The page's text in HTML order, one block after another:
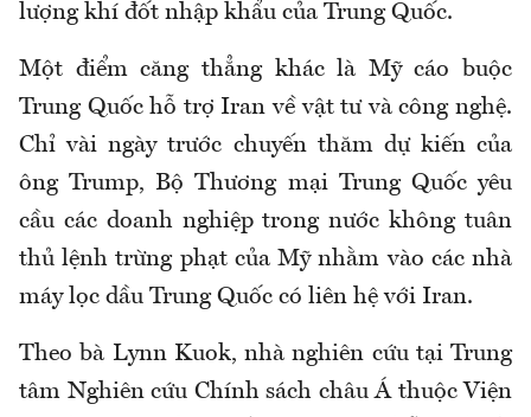
lượng khí đốt nhập khẩu của Trung Quốc.
Một điểm căng thẳng khác là Mỹ cáo buộc
Trung Quốc hỗ trợ Iran về vật tư và công nghệ.
Chỉ vài ngày trước chuyến thăm dự kiến của
ông Trump, Bộ Thương mại Trung Quốc yêu
cầu các doanh nghiệp trong nước không tuân
thủ lệnh trừng phạt của Mỹ nhằm vào các nhà
máy lọc dầu Trung Quốc có liên hệ với Iran.
Theo bà Lynn Kuok, nhà nghiên cứu tại Trung
tâm Nghiên cứu Chính sách châu Á thuộc Viện